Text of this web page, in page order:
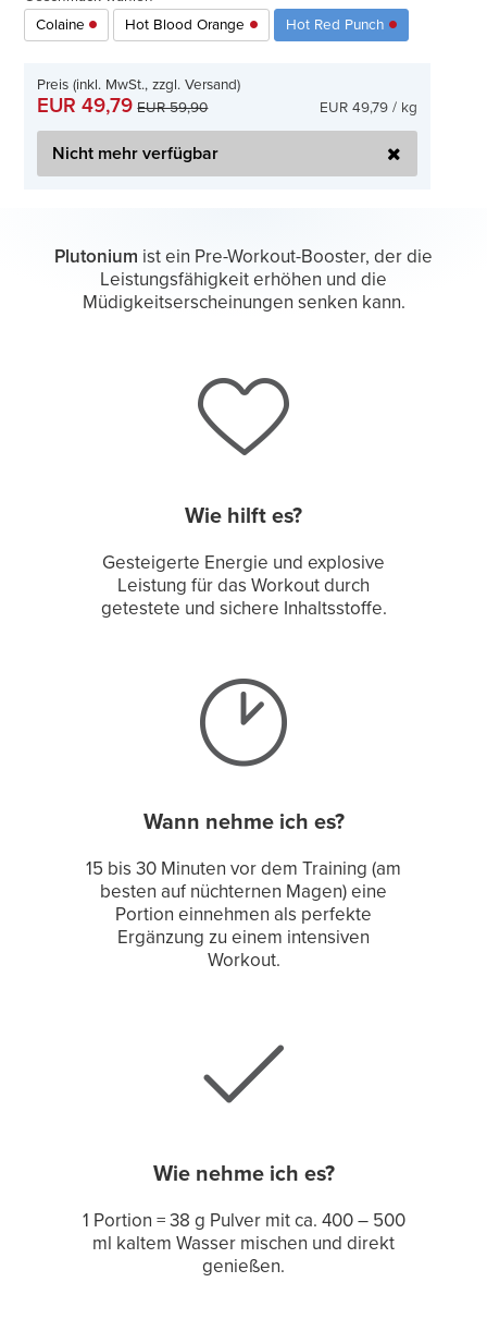
Colaine
Hot Blood Orange Hot Red Punch
Preis (inkl. MwSt., zzgl. Versand)
EUR 49,79 EUR 59,90 EUR 49,79 / kg
Nicht mehr verfügbar
Plutonium ist ein Pre-Workout-Booster, der die
Leistungsfähigkeit erhöhen und die
Müdigkeitserscheinungen senken kann.
Wie hilft es?
Gesteigerte Energie und explosive
Leistung für das Workout durch
getestete und sichere Inhaltsstoffe.
Wann nehme ich es?
15 bis 30 Minuten vor dem Training (am
besten auf nüchternen Magen) eine
Portion einnehmen als perfekte
Ergänzung zu einem intensiven
Workout.
Wie nehme ich es?
1 Portion = 38 g Pulver mit ca. 400 – 500
ml kaltem Wasser mischen und direkt
genießen.